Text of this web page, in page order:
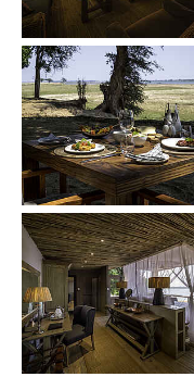
Show larger version
Show larger version